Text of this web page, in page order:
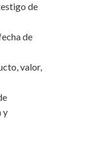
de
de
valor,
y